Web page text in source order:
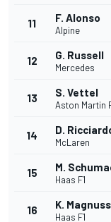
11 F. Alonso
Alpine
12 G. Russell
Mercedes
13 S. Vettel
Aston Martin
14 D.
McLaren
15 M.
Haas F1
16 K.
Haas F1